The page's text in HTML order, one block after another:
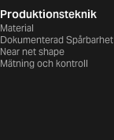
Produktionsteknik
Material
Dokumenterad Spårbarhet
Near net shape
Mätning och kontroll